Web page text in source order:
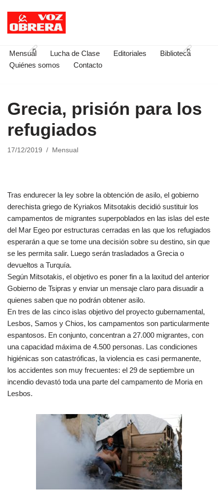
Saltar
contenido
Mensual Lucha de Clase Editoriales
Biblioteca
Quiénes somos
Contacto
Grecia, prisión para los
refugiados
17/12/2019 Mensual
Tras endurecer la ley sobre la obtención de asilo, el gobierno
derechista griego de Kyriakos Mitsotakis decidió sustituir los
campamentos de migrantes superpoblados en las islas del este
del Mar Egeo por estructuras cerradas en las que los refugiados
esperarán a que se tome una decisión sobre su destino, sin que
se les permita salir. Luego serán trasladados a Grecia o
devueltos a Turquía.
Según Mitsotakis, el objetivo es poner fin a la laxitud del anterior
Gobierno de Tsipras y enviar un mensaje claro para disuadir a
quienes saben que no podrán obtener asilo.
En tres de las cinco islas objetivo del proyecto gubernamental,
Lesbos, Samos y Chios, los campamentos son particularmente
espantosos. En conjunto, concentran a 27.000 migrantes, con
una capacidad máxima de 4.500 personas. Las condiciones
higiénicas son catastróficas, la violencia es casi permanente,
los accidentes son muy frecuentes: el 29 de septiembre un
incendio devastó toda una parte del campamento de Moria en
Lesbos.